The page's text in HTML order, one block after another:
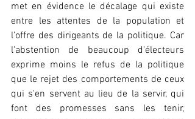
met en évidence le décalage qui existe
entre les attentes de la population et
l'offre des dirigeants de la politique. Car
l'abstention de beaucoup d'électeurs
exprime moins le refus de la politique
que le rejet des comportements de ceux
qui s'en servent au lieu de la servir, qui
font des promesses sans les tenir,